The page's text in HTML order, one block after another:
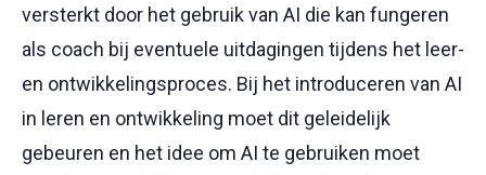
versterkt door het gebruik van AI die kan fungeren
als coach bij eventuele uitdagingen tijdens het leer-
en ontwikkelingsproces. Bij het introduceren van AI
in leren en ontwikkeling moet dit geleidelijk
gebeuren en het idee om AI te gebruiken moet